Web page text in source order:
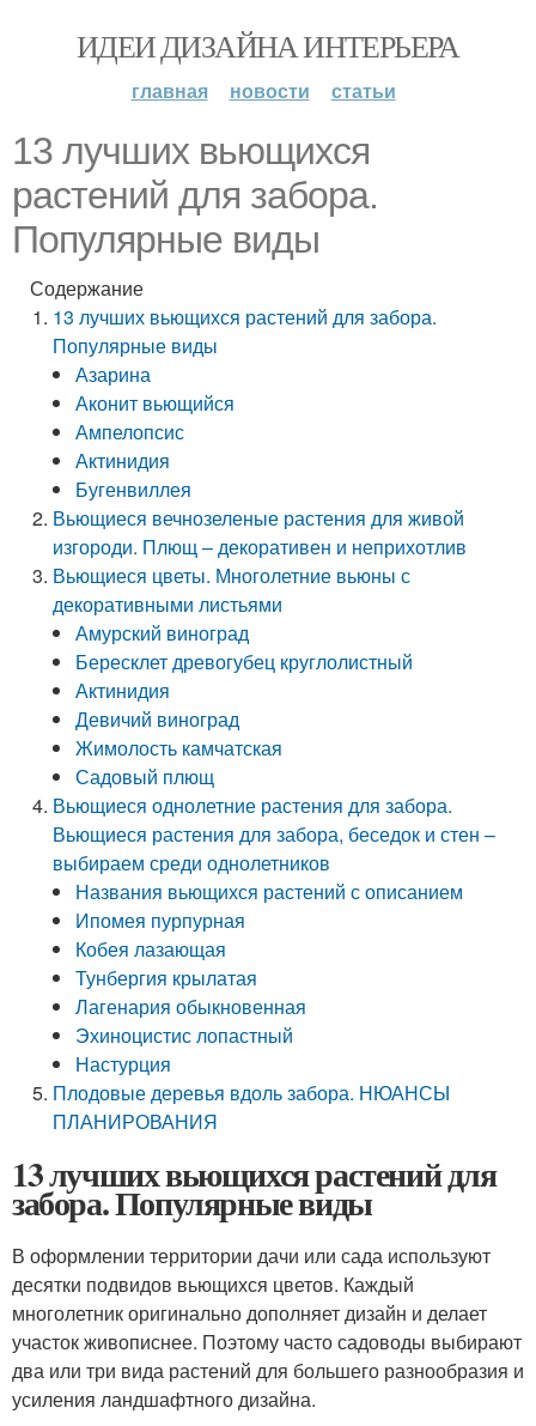
ИДЕИ ДИЗАЙНА ИНТЕРЬЕРА
главная новости статьи
13 лучших вьющихся
растений для забора.
Популярные виды
Содержание
13 лучших вьющихся растений для забора.
Популярные виды
Азарина
Аконит вьющийся
Ампелопсис
Актинидия
Бугенвиллея
Вьющиеся вечнозеленые растения для живой
изгороди. Плющ – декоративен и неприхотлив
Вьющиеся цветы. Многолетние вьюны с
декоративными листьями
Амурский виноград
Бересклет древогубец круглолистный
Актинидия
Девичий виноград
Жимолость камчатская
Садовый плющ
Вьющиеся однолетние растения для забора.
Вьющиеся растения для забора, беседок и стен –
выбираем среди однолетников
Названия вьющихся растений с описанием
Ипомея пурпурная
Кобея лазающая
Тунбергия крылатая
Лагенария обыкновенная
Эхиноцистис лопастный
Настурция
Плодовые деревья вдоль забора. НЮАНСЫ
ПЛАНИРОВАНИЯ
13 лучших вьющихся растений для
забора. Популярные виды
В оформлении территории дачи или сада используют
десятки подвидов вьющихся цветов. Каждый
многолетник оригинально дополняет дизайн и делает
участок живописнее. Поэтому часто садоводы выбирают
два или три вида растений для большего разнообразия и
усиления ландшафтного дизайна.